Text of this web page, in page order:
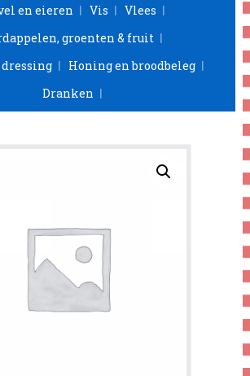
en eieren
Vis
Vlees
groenten & fruit
dressing
Honing en broodbeleg
Dranken